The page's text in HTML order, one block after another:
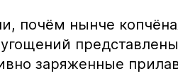
почём нынче
заряженные